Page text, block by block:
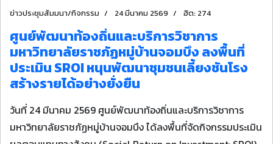
ข่าวประชุมสัมมนา/กิจกรรม 24 มีนาคม 2569 ฮิต: 274
ศูนย์พัฒนาท้องถิ่นและบริการวิชาการ
มหาวิทยาลัยราชภัฏหมู่บ้านจอมบึง ลงพื้นที่
ประเมิน SROI หนุนพัฒนาชุมชนเลี้ยงชันโรง
สร้างรายได้อย่างยั่งยืน
วันที่ 24 มีนาคม 2569 ศูนย์พัฒนาท้องถิ่นและบริการวิชาการ
มหาวิทยาลัยราชภัฏหมู่บ้านจอมบึง ได้ลงพื้นที่จัดกิจกรรมประเมิน